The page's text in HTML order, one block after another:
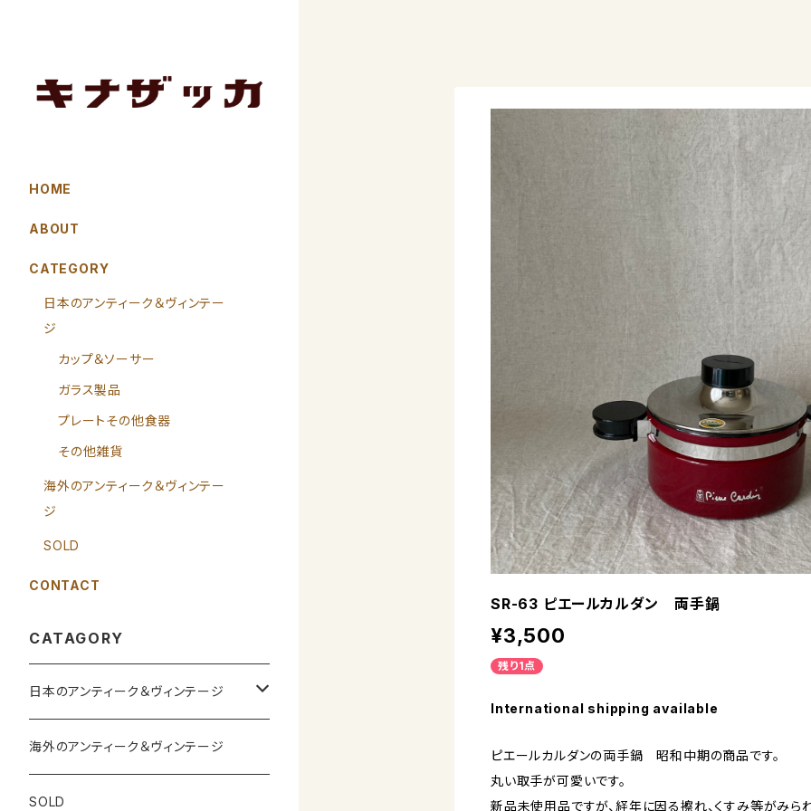
SR-63 ピエールカルダン 両手鍋
¥3,500
残り1点
International shipping available
ピエールカルダンの両手鍋 昭和中期の商品です。
丸い取手が可愛いです。
新品未使用品ですが、経年に因る擦れ、くすみ等がみら
HOME
ABOUT
CATEGORY
日本のアンティーク＆ヴィンテー
ジ
カップ＆ソーサー
ガラス製品
プレートその他食器
その他雑貨
海外のアンティーク＆ヴィンテー
ジ
SOLD
CONTACT
CATAGORY
日本のアンティーク＆ヴィンテージ
カップ＆ソーサー
ガラス製品
海外のアンティーク＆ヴィンテージ
SOLD